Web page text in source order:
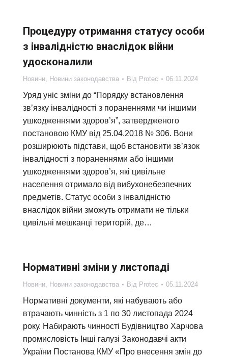
Процедуру отримання статусу особи
з інвалідністю внаслідок війни
удосконалили
Новини, Новини законодавства Від Protec 06.11.2024
Уряд уніс зміни до “Порядку встановлення
зв’язку інвалідності з пораненнями чи іншими
ушкодженнями здоров’я”, затвердженого
постановою КМУ від 25.04.2018 № 306. Вони
розширюють підстави, щоб встановити зв’язок
інвалідності з пораненнями або іншими
ушкодженнями здоров’я, які цивільне
населення отримало від вибухонебезпечних
предметів. Статус особи з інвалідністю
внаслідок війни зможуть отримати не тільки
цивільні мешканці територій, де…
Нормативні зміни у листопаді
Новини, Новини законодавства Від Protec 05.11.2024
Нормативні документи, які набувають або
втрачають чинність з 1 по 30 листопада 2024
року. Набирають чинності Будівництво Харчова
промисловість Інші галузі Законодавчі акти
України Постанова КМУ «Про внесення змін до